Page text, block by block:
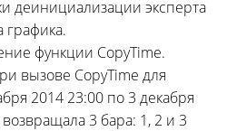
деинициализации эксперта
функции CopyTime.
вызове CopyTime для
2014 23:00 по 3 декабря
3 бара: 1, 2 и 3